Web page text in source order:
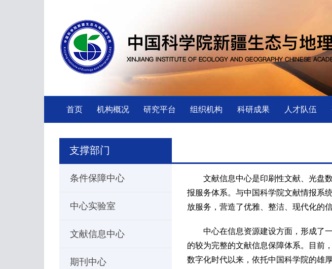
首页 机构概况 研究平台 组织机构 科研成果 人才队伍
支撑部门
条件保障中心
中心实验室
文献信息中心
期刊中心
文献信息中心是印刷性文献、光盘
报服务体系。与中国科学院文献情报系
放服务，营造了优雅、整洁、现代化的
中心在信息资源建设方面，形成了一
的较为完整的文献信息保障体系。目前
数字化时代以来，依托中国科学院的雄